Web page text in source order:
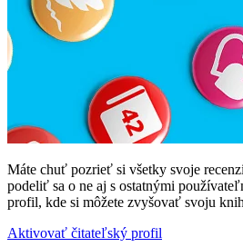
Máte chuť pozrieť si všetky svoje
podeliť sa o ne aj s ostatnými
profil, kde si môžete zvyšovať svoju
Aktivovať čitateľský profil